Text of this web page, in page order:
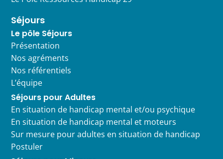
Séjours
Le pôle Séjours
Présentation
Nos agréments
Nos référentiels
L’équipe
Séjours pour Adultes
En situation de handicap mental et/ou psychique
En situation de handicap mental et moteurs
Sur mesure pour adultes en situation de handicap
Postuler